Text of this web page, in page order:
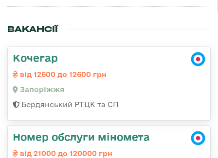
ВАКАНСІЇ
Кочегар
від 12600 до 12600 грн
Запоріжжя
Бердянський РТЦК та СП
Номер обслуги міномета
від 21000 до 120000 грн